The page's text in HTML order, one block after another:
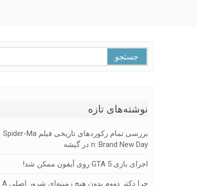
برای:
نوشته‌های تازه
بررسی تمام رکوردهای تاریخی فیلم Spider-Ma
N: Brand New Day در گیشه
اجرای بازی GTA 5 روی آیفون ممکن شد!
چرا دکتر دووم بدون هیچ زمینه‌ای شرور اصلی A